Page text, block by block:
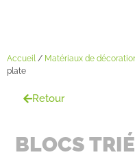
Accueil / Matériaux de
plate
Retour
BLOCS